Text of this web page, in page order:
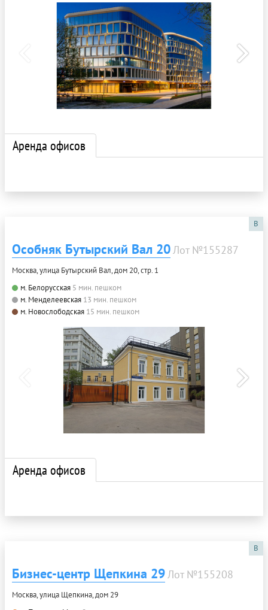
Аренда офисов
B
Особняк Бутырский Вал 20Лот №155287
Москва, улица Бутырский Вал, дом 20, стр. 1
м. Белорусская 5 мин. пешком
м. Менделеевская 13 мин. пешком
м. Новослободская 15 мин. пешком
Аренда офисов
B
Бизнес-центр Щепкина 29Лот №155208
Москва, улица Щепкина, дом 29